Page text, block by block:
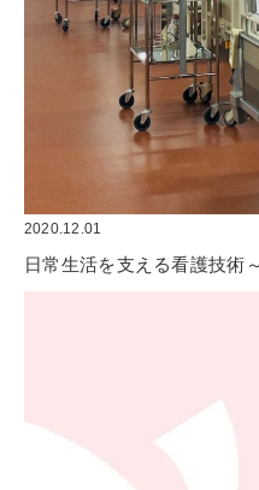
2020.12.01
日常生活を支える看護技術